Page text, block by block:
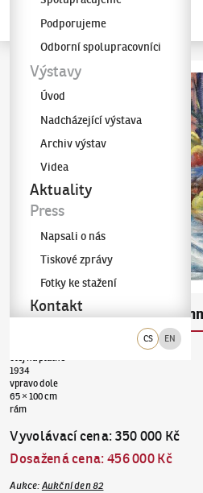
Galerie KODL
CS EN
Podporujeme
Odborní spolupracovníci
Výstavy
Úvod
Nadcházející výstava
Archiv výstav
Videa
Aktuality
Press
Napsali o nás
Tiskové zprávy
Fotky ke stažení
Kontakt
Vincenc Beneš(1883–1979)
1934
vpravo dole
65 × 100 cm
rám
Vyvolávací cena:350 000 Kč
Dosažená cena:456 000 Kč
Aukce: Aukční den 82